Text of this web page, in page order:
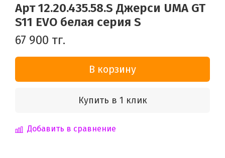
Арт 12.20.435.58.S Джерси UMA GT
S11 EVO белая серия S
67 900 тг.
В корзину
Купить в 1 клик
Добавить в сравнение